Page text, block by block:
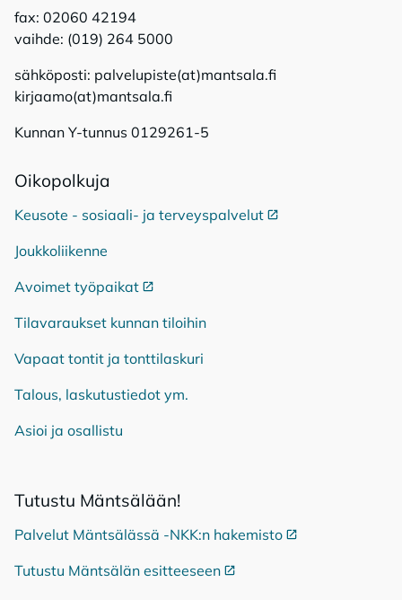
fax: 02060 42194
vaihde: (019) 264 5000
sähköposti: palvelupiste(at)mantsala.fi
kirjaamo(at)mantsala.fi
Kunnan Y-tunnus 0129261-5
Oi­ko­pol­ku­ja
Keusote - sosiaali- ja terveyspalvelut Ulkoinen linkki
Joukkoliikenne
Avoimet työpaikat Ulkoinen linkki
Tilavaraukset kunnan tiloihin
Vapaat tontit ja tonttilaskuri
Talous, laskutustiedot ym.
Asioi ja osallistu
Tu­tus­tu Mänt­sä­lään!
Palvelut Mäntsälässä -NKK:n hakemisto Ulkoinen linkki
Tutustu Mäntsälän esitteeseen Ulkoinen linkki